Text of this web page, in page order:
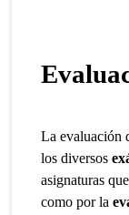
La evaluación
los diversos
asignaturas
como por la